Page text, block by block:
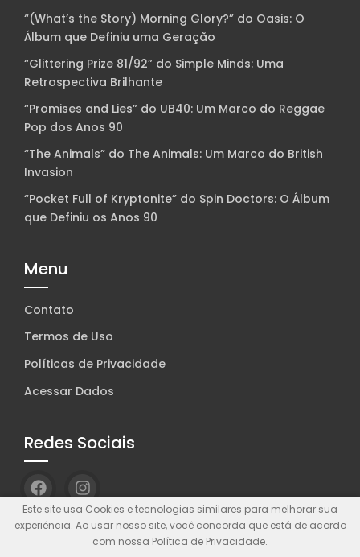
“(What’s the Story) Morning Glory?” do Oasis: O
Álbum que Definiu uma Geração
“Glittering Prize 81/92” do Simple Minds: Uma
Retrospectiva Brilhante
“Promises and Lies” do UB40: Um Marco do Reggae
Pop dos Anos 90
“The Animals” do The Animals: Um Marco do British
Invasion
“Pocket Full of Kryptonite” do Spin Doctors: O Álbum
que Definiu os Anos 90
Menu
Contato
Termos de Uso
Políticas de Privacidade
Acessar Dados
Redes Sociais
Este site usa Cookies e tecnologias similares para melhorar sua
experiência. Ao usar nosso site, você concorda que está de acordo
com nossa Política de Privacidade.